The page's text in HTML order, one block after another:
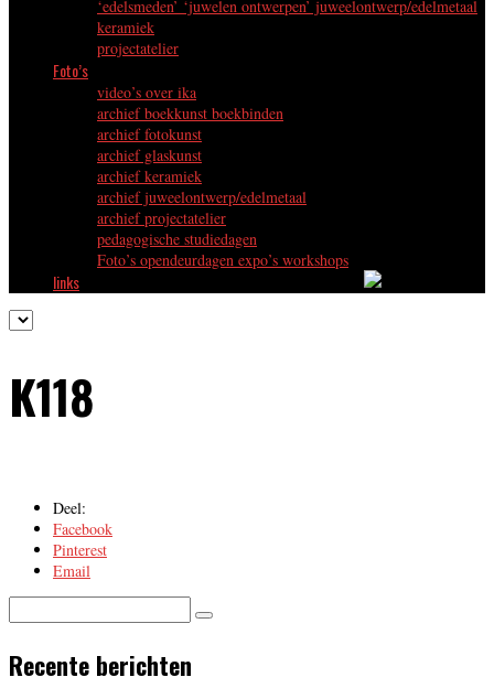
‘edelsmeden’ ‘juwelen ontwerpen’ juweelontwerp/edelmetaal
keramiek
projectatelier
Foto’s
video’s over ika
archief boekkunst boekbinden
archief fotokunst
archief glaskunst
archief keramiek
archief juweelontwerp/edelmetaal
archief projectatelier
pedagogische studiedagen
Foto’s opendeurdagen expo’s workshops
links
K118
Deel:
Facebook
Pinterest
Email
Recente berichten